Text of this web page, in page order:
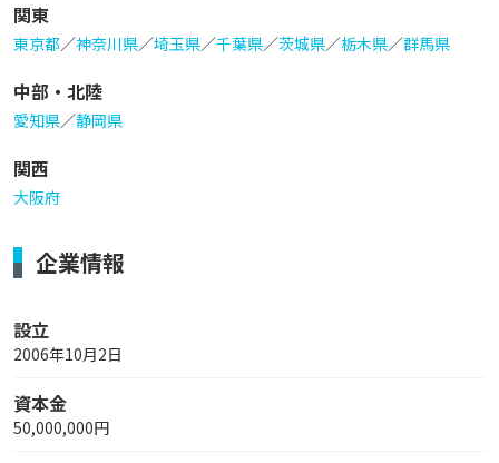
関東
東京都／神奈川県／埼玉県／千葉県／茨城県／栃木県／群馬県
中部・北陸
愛知県／静岡県
関西
大阪府
企業情報
設立
2006年10月2日
資本金
50,000,000円